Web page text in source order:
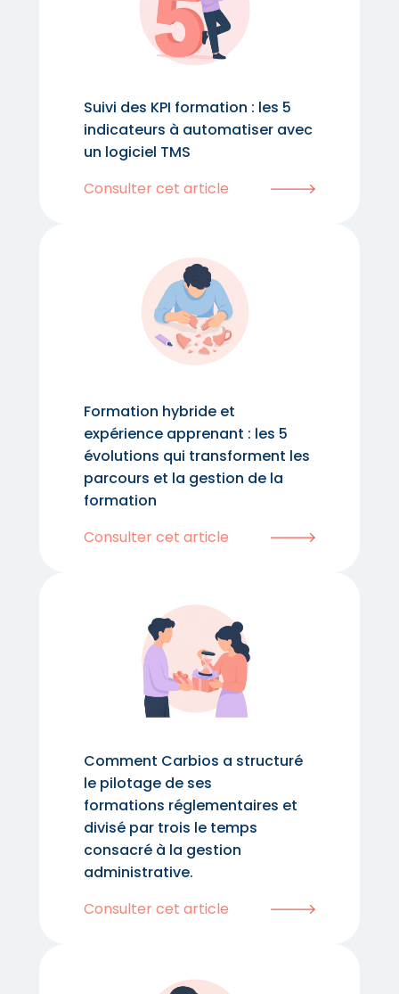
Suivi des KPI formation : les 5
indicateurs à automatiser avec
un logiciel TMS
Consulter cet article
Formation hybride et
expérience apprenant : les 5
évolutions qui transforment les
parcours et la gestion de la
formation
Consulter cet article
Comment Carbios a structuré
le pilotage de ses
formations réglementaires et
divisé par trois le temps
consacré à la gestion
administrative.
Consulter cet article